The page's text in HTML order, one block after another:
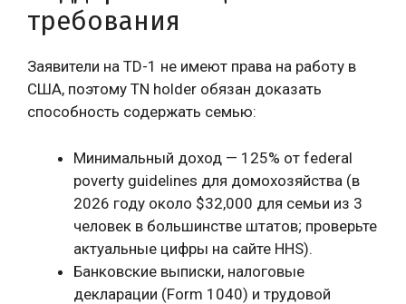
требования
Заявители на TD-1 не имеют права на работу в
США, поэтому TN holder обязан доказать
способность содержать семью:
Минимальный доход — 125% от federal
poverty guidelines для домохозяйства (в
2026 году около $32,000 для семьи из 3
человек в большинстве штатов; проверьте
актуальные цифры на сайте HHS).
Банковские выписки, налоговые
декларации (Form 1040) и трудовой